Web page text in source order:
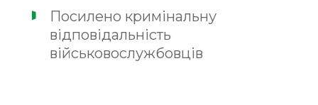
Посилено кримінальну
відповідальність
військовослужбовців